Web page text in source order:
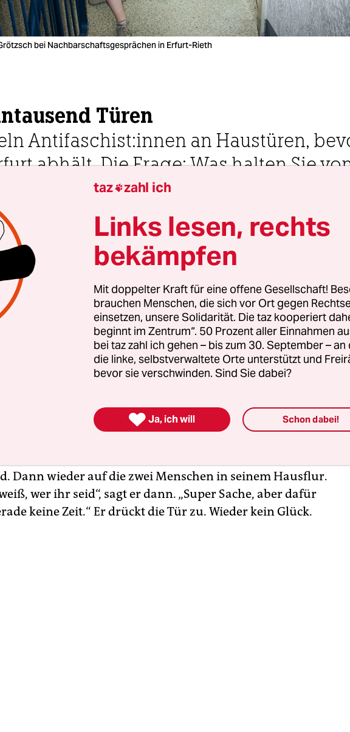
bei Nachbarschaftsgesprächen in Erfurt-Rieth
Türen
An­ti­faschist:innen an Haustüren,
abhält. Die Frage: Was halten Sie
Albrecht Kaiser
grimmige Bulldogge, daneben der Spruch: „Überleg, ob du
wirklich wecken willst.“ Lola Mehring tritt auf die
mit diesem Motiv, klingelt, tritt zurück und wartet.
Klicken, die Tür öffnet sich ein Stück, ein hagerer Mann mit
öffnet. „Hi, wir sind Lola und Michel und wir führen
Juli die AfD ihren Parteitag hier in Erfurt abhalten möchte.
Dann wieder auf die zwei Menschen in seinem Hausflur.
wer ihr seid“, sagt er dann. „Super Sache, aber dafür
keine Zeit.“ Er drückt die Tür zu. Wieder kein Glück.
taz zahl ich
Links lesen, rechts
bekämpfen
Mit doppelter Kraft für eine offene Gesellschaft!
brauchen Menschen, die sich vor Ort gegen
einsetzen, unsere Solidarität. Die taz kooperiert
beginnt im Zentrum“. 50 Prozent aller Einnahmen
bei taz zahl ich gehen – bis zum 30. September –
die linke, selbstverwaltete Orte unterstützt und
bevor sie verschwinden. Sind Sie dabei?
 Ja, ich will Schon dabei!